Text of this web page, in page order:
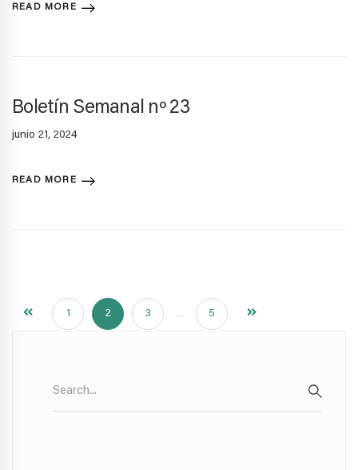
READ MORE
Boletín Semanal nº 23
junio 21, 2024
READ MORE
1 2 3 … 5